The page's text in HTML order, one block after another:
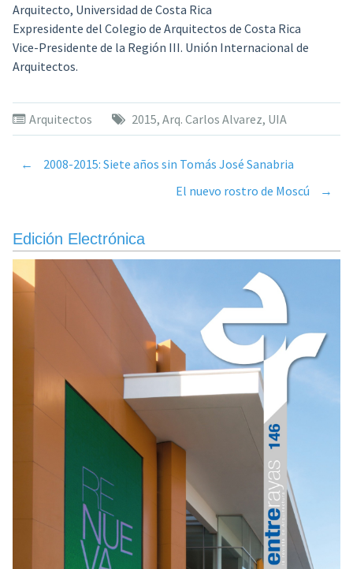
Arquitecto, Universidad de Costa Rica
Expresidente del Colegio de Arquitectos de Costa Rica
Vice-Presidente de la Región III. Unión Internacional de
Arquitectos.
Arquitectos 2015, Arq. Carlos Alvarez, UIA
Post
navigation
←
2008-2015: Siete años sin Tomás José Sanabria
El nuevo rostro de Moscú
→
Edición Electrónica